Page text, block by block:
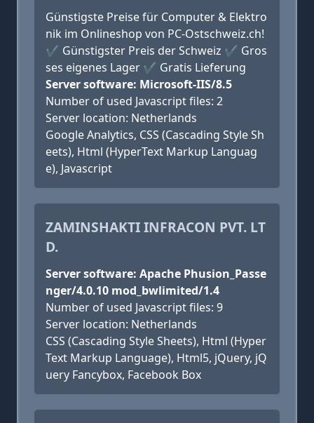
Günstigste Preise für Computer & Elektro
nik im Onlineshop von PC-Ostschweiz.ch!
✔ Günstigster Preis der Schweiz ✔ Gros
ses eigenes Lager ✔ Gratis Lieferung
Server software: Microsoft-IIS/8.5
Number of used Javascript files: 2
Server location: Netherlands
Google Analytics, CSS (Cascading Style Sh
eets), Html (HyperText Markup Languag
e), Javascript
ZAMINSHAKTI INFRACON PVT. LT
D.
Server software: Apache Phusion_Passe
nger/4.0.10 mod_bwlimited/1.4
Number of used Javascript files: 9
Server location: Netherlands
CSS (Cascading Style Sheets), Html (Hyper
Text Markup Language), Html5, jQuery, jQ
uery Fancybox, Facebook Box